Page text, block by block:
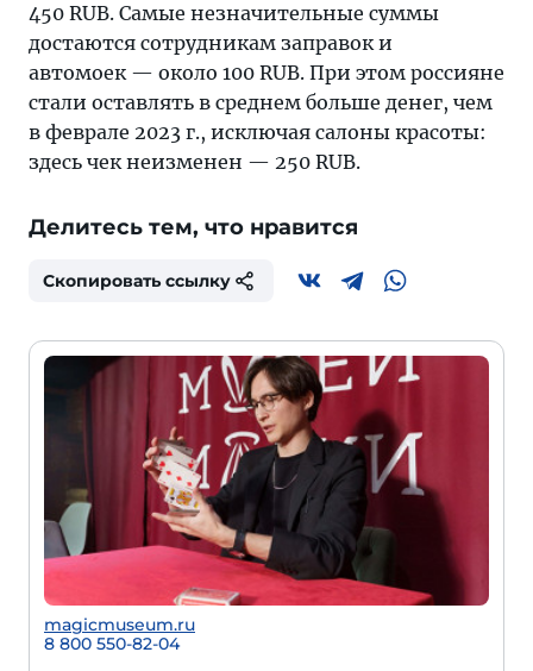
450 RUB. Самые незначительные суммы
достаются сотрудникам заправок и
автомоек — около 100 RUB. При этом россияне
стали оставлять в среднем больше денег, чем
в феврале 2023 г., исключая салоны красоты:
здесь чек неизменен — 250 RUB.
Делитесь тем, что нравится
Скопировать ссылку
magicmuseum.ru
8 800 550-82-04